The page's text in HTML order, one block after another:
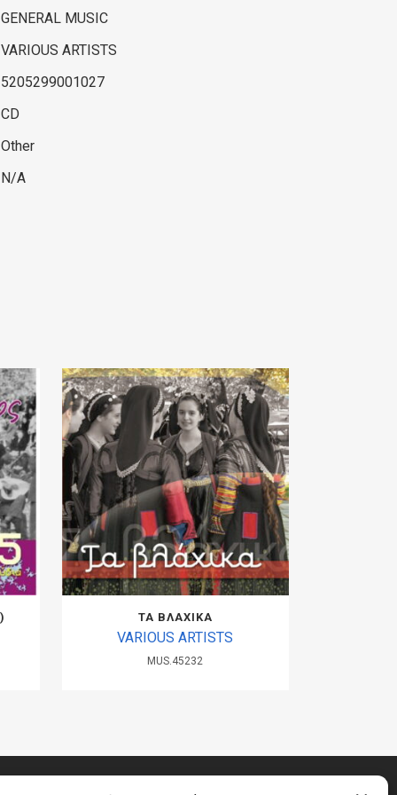
GENERAL MUSIC
VARIOUS ARTISTS
5205299001027
CD
Other
N/A
ΤΑ ΒΛΑΧΙΚΑ
VARIOUS ARTISTS
MUS.45232